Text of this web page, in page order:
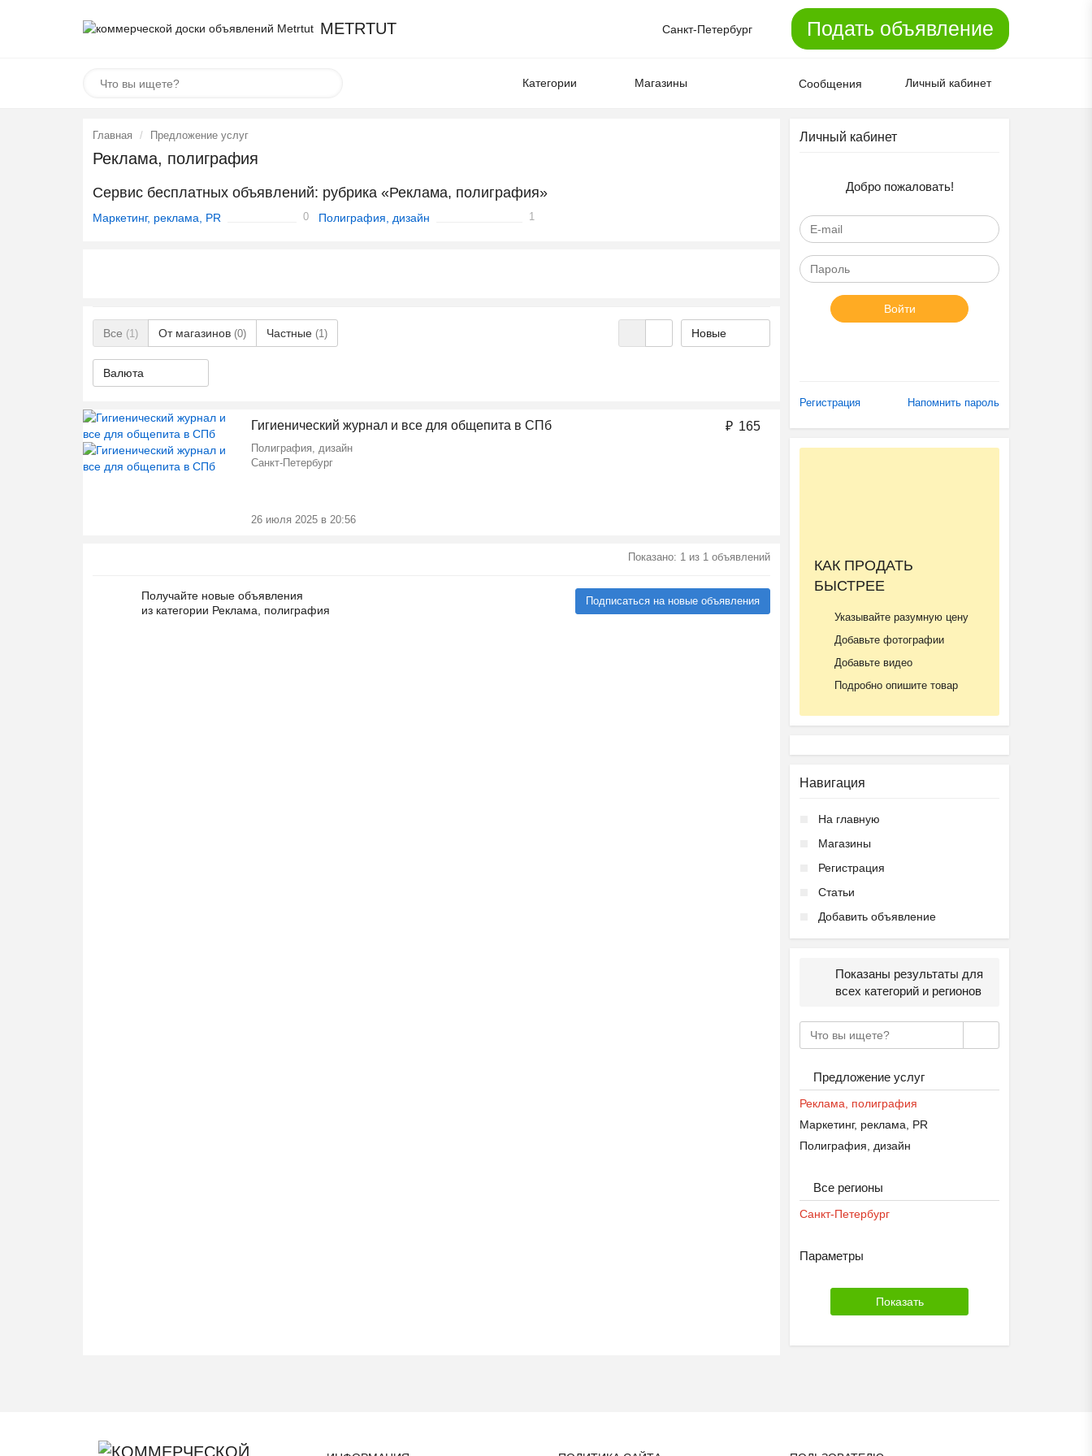
METRTUT Санкт-Петербург Подать объявление
Категории Магазины Сообщения Личный кабинет
Главная Предложение услуг
Реклама, полиграфия
Сервис бесплатных объявлений: рубрика «Реклама, полиграфия»
Маркетинг, реклама, PR 0 Полиграфия, дизайн 1
Все (1) От магазинов (0) Частные (1)
Валюта
Гигиенический журнал и все для общепита в СПб
Полиграфия, дизайн
Санкт-Петербург
26 июля 2025 в 20:56
₽ 165
Показано: 1 из 1 объявлений
Получайте новые объявления
из категории Реклама, полиграфия
Подписаться на новые объявления
Личный кабинет
Добро пожаловать!
Войти
Регистрация Напомнить пароль
КАК ПРОДАТЬ
БЫСТРЕЕ
Указывайте разумную цену
Добавьте фотографии
Добавьте видео
Подробно опишите товар
Навигация
На главную
Магазины
Регистрация
Статьи
Добавить объявление
Показаны результаты для
всех категорий и регионов
Предложение услуг
Реклама, полиграфия
Маркетинг, реклама, PR
Полиграфия, дизайн
Все регионы
Санкт-Петербург
Параметры